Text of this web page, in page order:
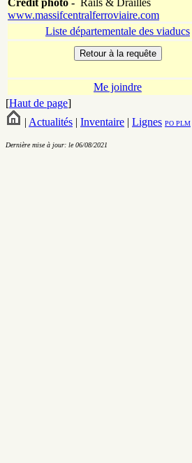
Crédit photo - Rails & Drailles
www.massifcentralferroviaire.com
Liste départementale des viaducs
Me joindre
[Haut de page]
| Actualités | Inventaire | Lignes PO PLM
Dernière mise à jour: le 06/08/2021